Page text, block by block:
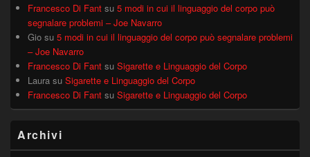
Francesco Di Fant su 5 modi in cui il linguaggio del corpo può
segnalare problemi – Joe Navarro
Gio su 5 modi in cui il linguaggio del corpo può segnalare problemi
– Joe Navarro
Francesco Di Fant su Sigarette e Linguaggio del Corpo
Laura su Sigarette e Linguaggio del Corpo
Francesco Di Fant su Sigarette e Linguaggio del Corpo
Archivi